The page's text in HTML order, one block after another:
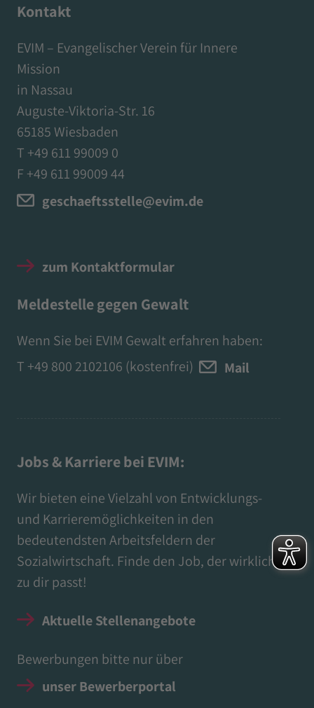
Kontakt
EVIM – Evangelischer Verein für Innere
Mission
in Nassau
Auguste-Viktoria-Str. 16
65185 Wiesbaden
T +49 611 99009 0
F +49 611 99009 44
geschaeftsstelle@evim.de
zum Kontaktformular
Meldestelle gegen Gewalt
Wenn Sie bei EVIM Gewalt erfahren haben:
T +49 800 2102106 (kostenfrei) Mail
Jobs & Karriere bei EVIM:
Wir bieten eine Vielzahl von Entwicklungs-
und Karrieremöglichkeiten in den
bedeutendsten Arbeitsfeldern der
Sozialwirtschaft. Finde den Job, der wirklich
zu dir passt!
Aktuelle Stellenangebote
Bewerbungen bitte nur über
unser Bewerberportal